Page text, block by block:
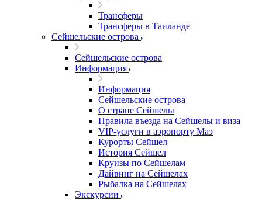
Трансферы
Трансферы в Таиланде
Сейшельские острова
Сейшельские острова
Информация
Информация
Сейшельские острова
О стране Сейшелы
Правила въезда на Сейшелы и виза
VIP-услуги в аэропорту Маэ
Курорты Сейшел
История Сейшел
Круизы по Сейшелам
Дайвинг на Сейшелах
Рыбалка на Сейшелах
Экскурсии